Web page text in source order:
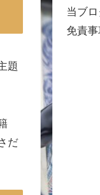
題
だ
当ブ
免責